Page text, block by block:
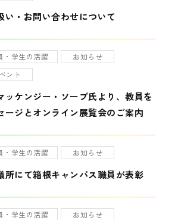
い・お問い合わせについて
・学生の活躍
お知らせ
ント
ッケンジー・ソープ氏より、教員を
ージとオンライン展覧会のご案内
・学生の活躍 お知らせ
所にて箱根キャンパス職員が表彰
・学生の活躍 お知らせ